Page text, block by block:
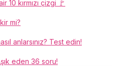
10 kırmızı çizgi 🚩
mi?
anlarsınız? Test edin!
eden 36 soru!